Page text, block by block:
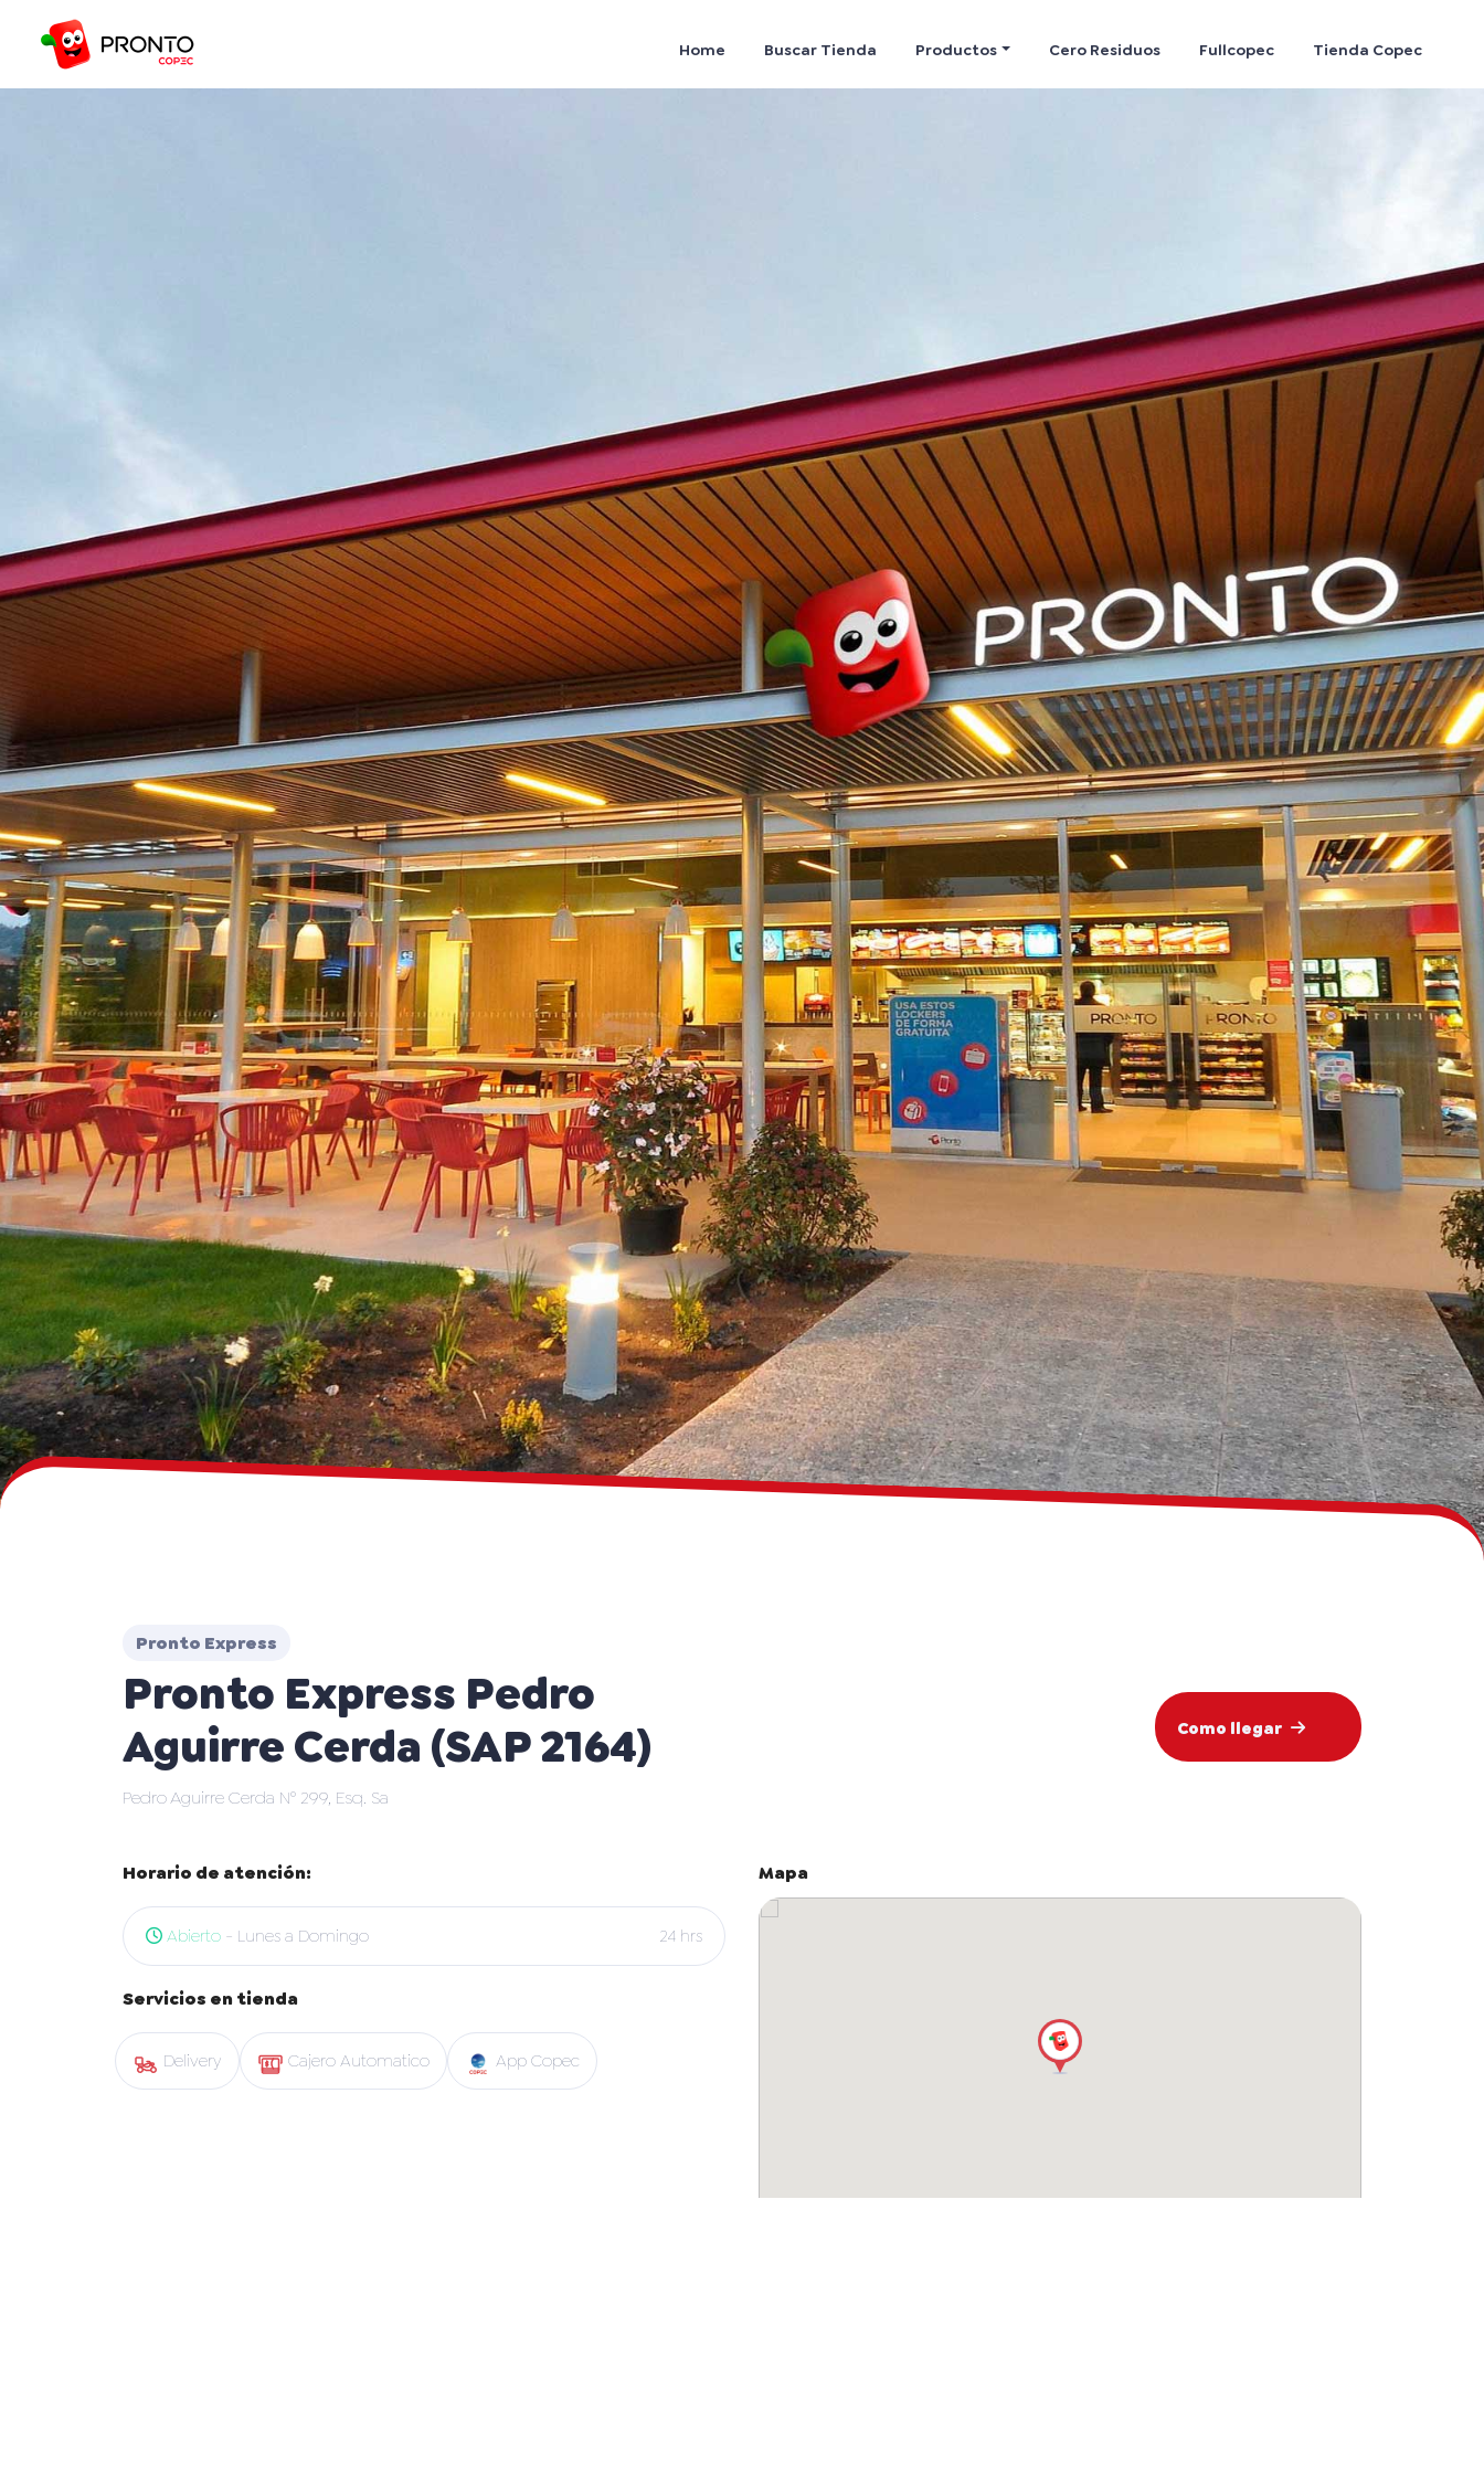
Home Buscar Tienda Productos Cero Residuos Fullcopec Tienda Copec
Pronto Express
Pronto Express Pedro
Aguirre Cerda (SAP 2164)
Pedro Aguirre Cerda N° 299, Esq. Sa
Como llegar
Horario de atención:
Abierto - Lunes a Domingo 24 hrs
Servicios en tienda
Delivery Cajero Automatico App Copec
Mapa